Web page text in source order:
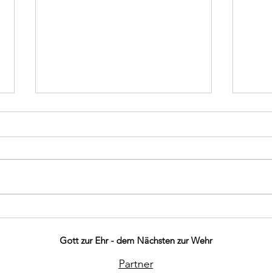
Brand PKW
Gott zur Ehr - dem Nächsten zur Wehr
Partner